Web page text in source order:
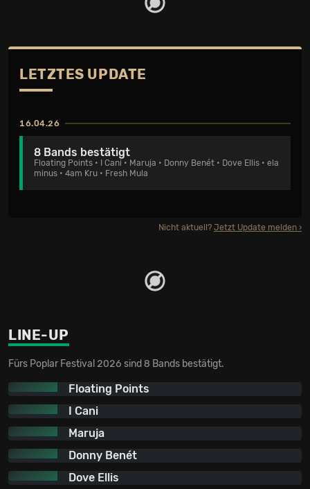
LETZTES UPDATE
16.04.26
8 Bands bestätigt
Floating Points • I Cani • Maruja • Donny Benét • Dove Ellis • ela
minus • 4am Kru • Fresh Mula
Nicht aktuell? Jetzt Update melden
LINE-UP
Fürs Poplar Festival 2026 sind 8 Bands bestätigt.
Floating Points
I Cani
Maruja
Donny Benét
Dove Ellis